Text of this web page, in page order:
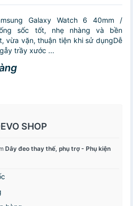
Galaxy Watch 6 40mm /
sốc tốt, nhẹ nhàng và bền
vừa vặn, thuận tiện khi sử dụngDễ
trầy xước ...
SHOP
Dây đeo thay thế, phụ trợ - Phụ kiện